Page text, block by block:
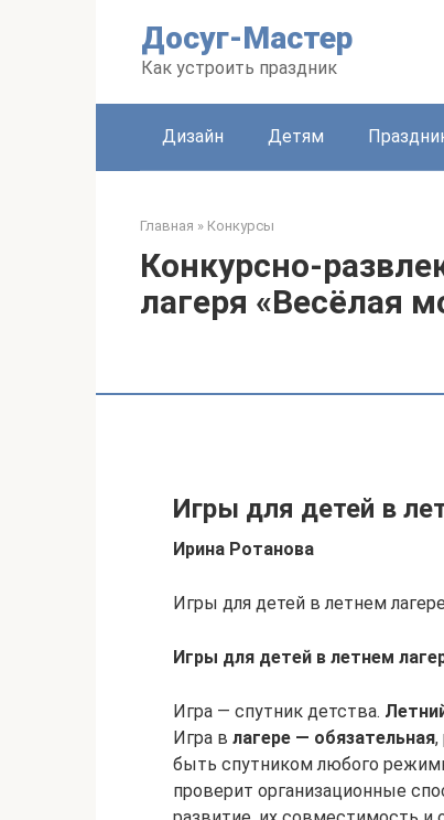
Досуг-Мастер
Как устроить праздник
Дизайн Детям
Главная » Конкурсы
Конкурсно-
лагеря «Весёлая
Игры для детей в
Ирина Ротанова
Игры для детей в летнем лагере
Игры для детей в летнем
Игра — спутник детства.
Игра в лагере — обязательная,
быть спутником любого
проверит организационные